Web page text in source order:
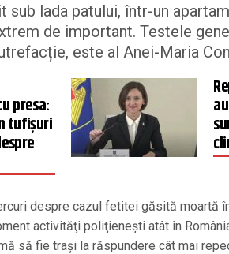
lada patului, într-un
de important. Testele
este al Anei-Maria
presa:
tufișuri
despre cazul fetitei găsită moartă
activităţi poliţieneşti atât în
să fie traşi la răspundere cât mai